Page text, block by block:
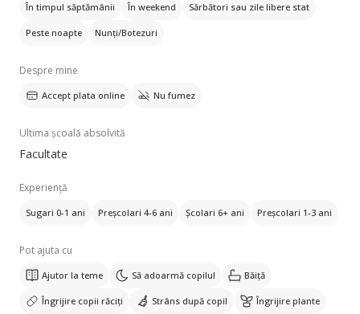
În timpul săptămânii În weekend Sărbători sau zile libere stat
Peste noapte Nunți/Botezuri
Despre mine
Accept plata online Nu fumez
Ultima școală absolvită
Facultate
Experiență
Sugari 0-1 ani Preșcolari 4-6 ani Școlari 6+ ani Preșcolari 1-3 ani
Pot ajuta cu
Ajutor la teme Să adoarmă copilul Băiță
Îngrijire copii răciți Strâns după copil Îngrijire plante